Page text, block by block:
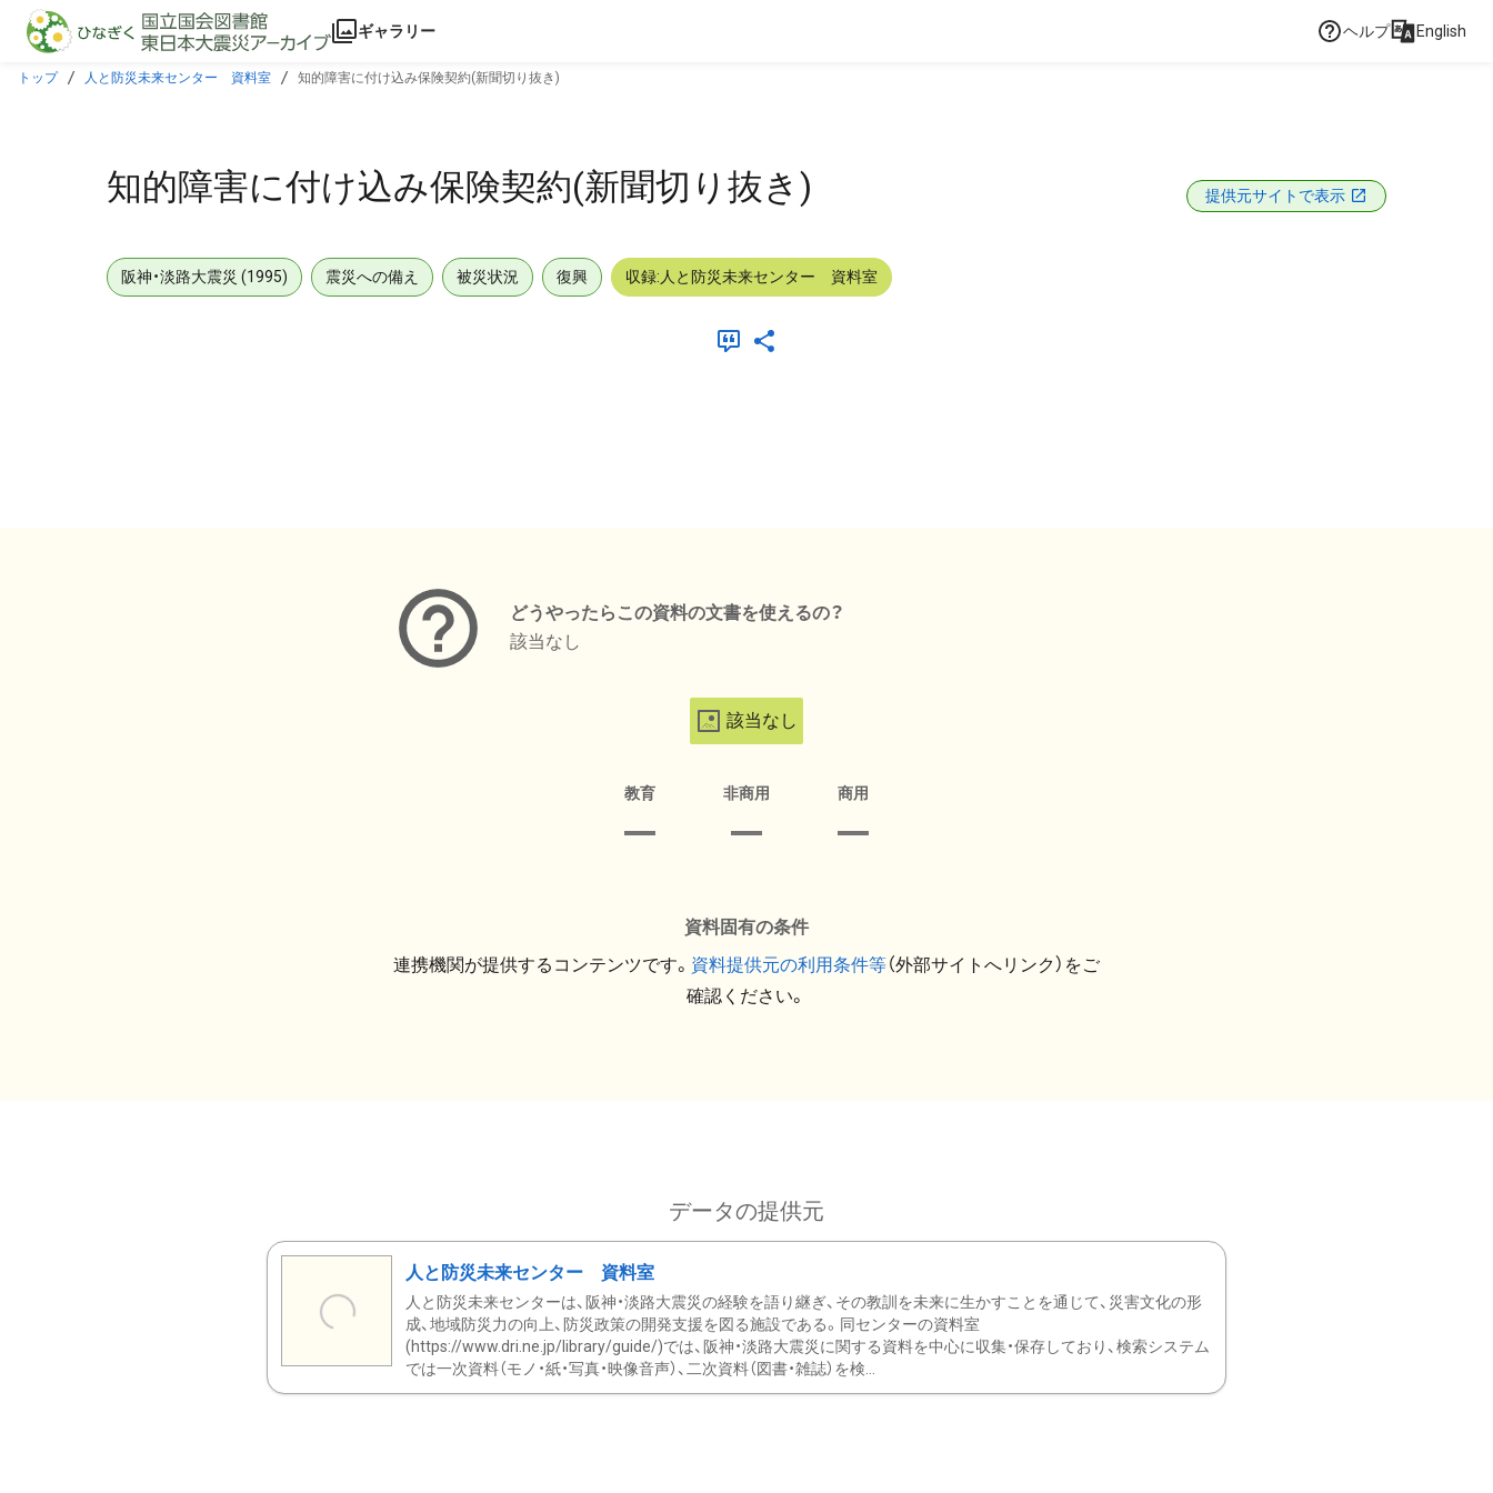
本文に飛ぶ
ギャラリー ヘルプ English
トップ 人と防災未来センター 資料室 知的障害に付け込み保険契約(新聞切り抜き)
知的障害に付け込み保険契約(新聞切り抜き) 提供元サイトで表示
阪神・淡路大震災 (1995) 震災への備え 被災状況 復興 収録:人と防災未来センター 資料室
どうやったらこの資料の文書を使えるの？
該当なし
該当なし
教育 非商用 商用
資料固有の条件
連携機関が提供するコンテンツです。 資料提供元の利用条件等（外部サイトへリンク）をご
確認ください。
データの提供元
人と防災未来センター 資料室
人と防災未来センターは、阪神・淡路大震災の経験を語り継ぎ、その教訓を未来に生かすことを通じて、災害文化の形
成、地域防災力の向上、防災政策の開発支援を図る施設である。同センターの資料室
(https://www.dri.ne.jp/library/guide/)では、阪神・淡路大震災に関する資料を中心に収集・保存しており、検索システム
では一次資料（モノ・紙・写真・映像音声）、二次資料（図書・雑誌）を検...